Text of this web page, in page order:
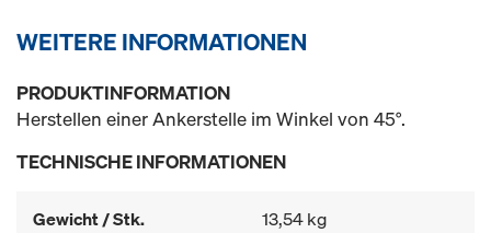
WEITERE INFORMATIONEN
PRODUKTINFORMATION
Herstellen einer Ankerstelle im Winkel von 45°.
TECHNISCHE INFORMATIONEN
Gewicht / Stk. 13,54 kg